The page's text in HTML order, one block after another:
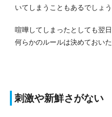
いてしまうこともあるでしょう
喧嘩してしまったとしても翌
何らかのルールは決めておい
刺激や新鮮さがない